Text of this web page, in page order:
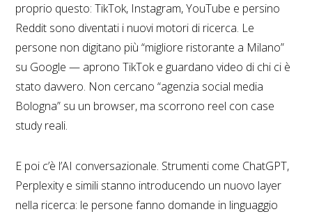
proprio questo: TikTok, Instagram, YouTube e persino
Reddit sono diventati i nuovi motori di ricerca. Le
persone non digitano più “migliore ristorante a Milano”
su Google — aprono TikTok e guardano video di chi ci è
stato davvero. Non cercano “agenzia social media
Bologna” su un browser, ma scorrono reel con case
study reali.
E poi c’è l’AI conversazionale. Strumenti come ChatGPT,
Perplexity e simili stanno introducendo un nuovo layer
nella ricerca: le persone fanno domande in linguaggio